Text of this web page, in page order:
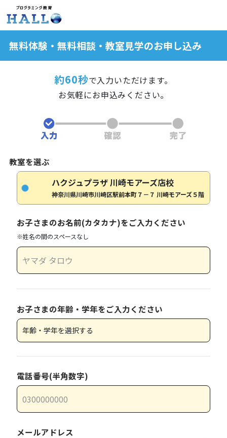
無料体験・無料相談・教室見学のお申し込み
約60秒で入力いただけます。
お気軽にお申込みください。
教室を選ぶ
ハクジュプラザ 川崎モアーズ店校
神奈川県川崎市川崎区駅前本町７－７ 川崎モアーズ５階
お子さまのお名前(カタカナ)をご入力ください
※姓名の間のスペースなし
お子さまの年齢・学年をご入力ください
電話番号(半角数字)
メールアドレス